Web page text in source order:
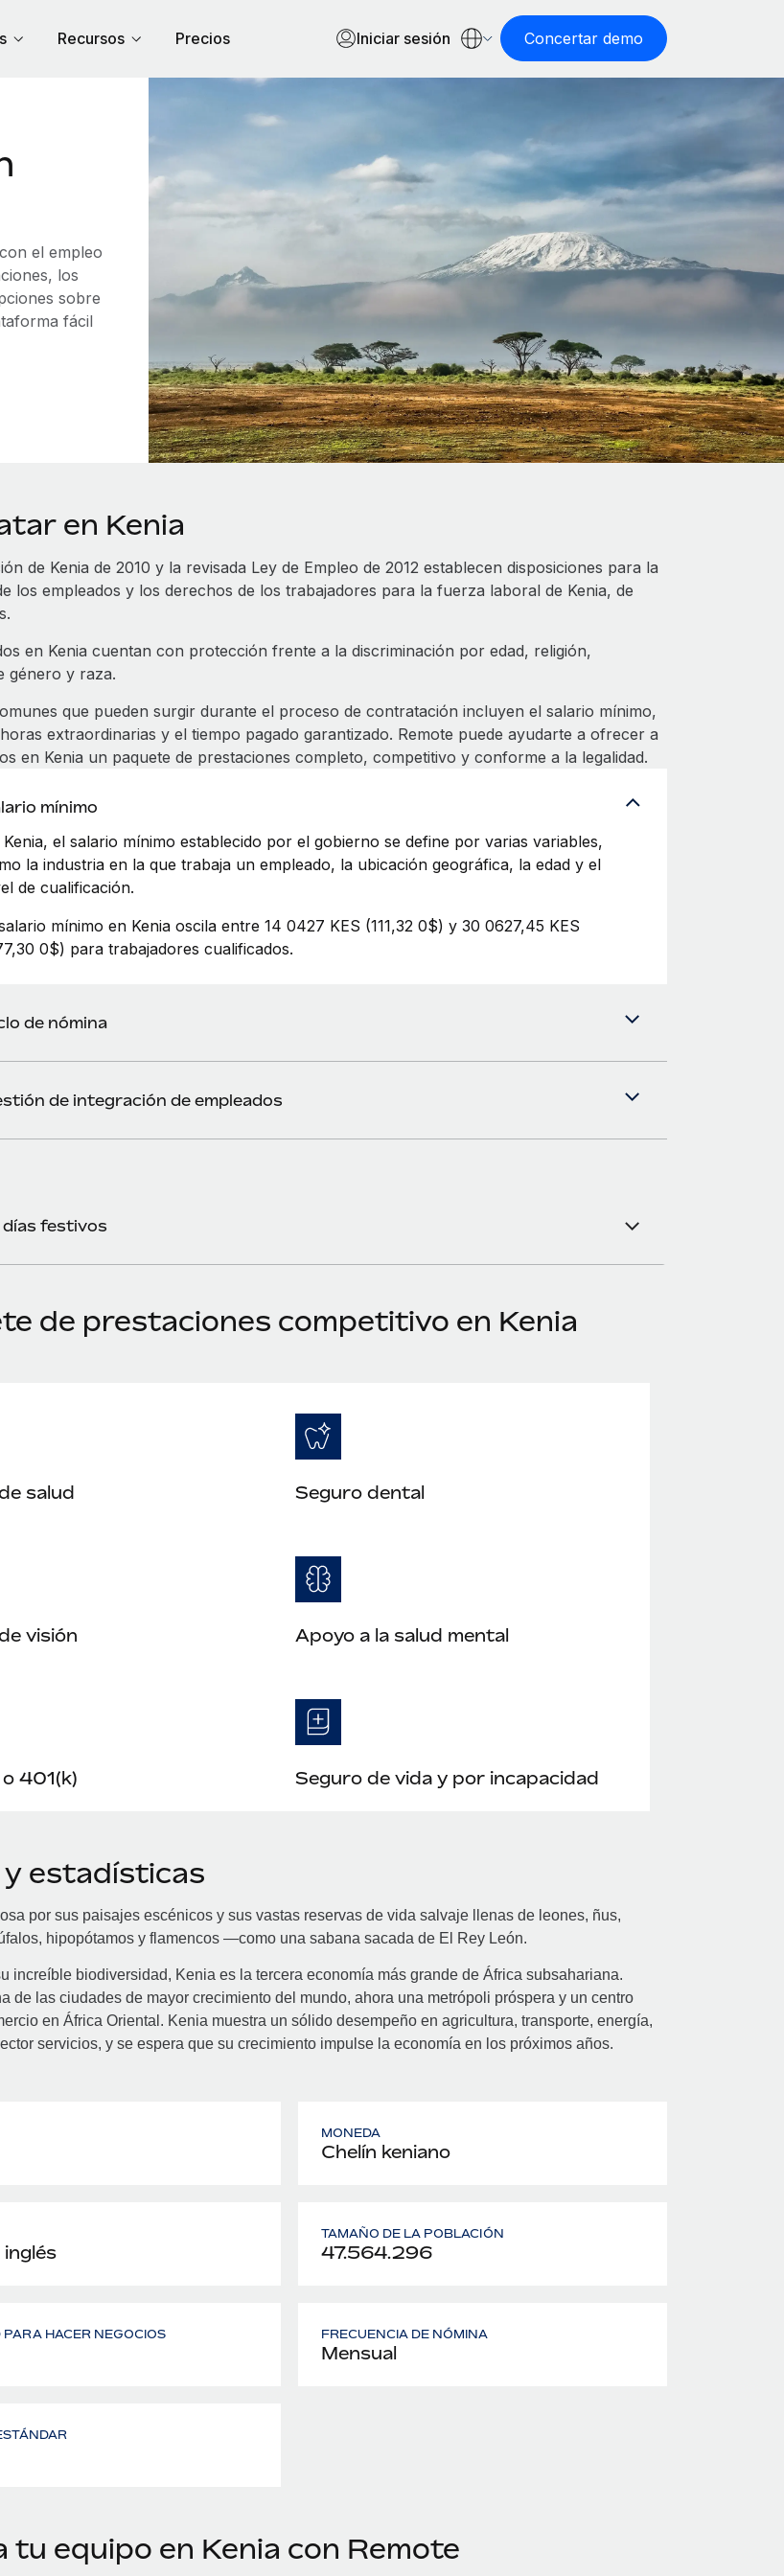
Recursos Precios Iniciar sesión Concertar demo
el empleo
los
sobre
fácil
en Kenia
de Kenia de 2010 y la revisada Ley de Empleo de 2012 establecen disposiciones para la
los empleados y los derechos de los trabajadores para la fuerza laboral de Kenia, de
en Kenia cuentan con protección frente a la discriminación por edad, religión,
género y raza.
que pueden surgir durante el proceso de contratación incluyen el salario mínimo,
extraordinarias y el tiempo pagado garantizado. Remote puede ayudarte a ofrecer a
en Kenia un paquete de prestaciones completo, competitivo y conforme a la legalidad.
mínimo
Kenia, el salario mínimo establecido por el gobierno se define por varias variables,
la industria en la que trabaja un empleado, la ubicación geográfica, la edad y el
de cualificación.
mínimo en Kenia oscila entre 14 0427 KES (111,32 0$) y 30 0627,45 KES
0$) para trabajadores cualificados.
de nómina
de integración de empleados
días festivos
de prestaciones competitivo en Kenia
salud Seguro dental
visión Apoyo a la salud mental
401(k) Seguro de vida y por incapacidad
estadísticas
por sus paisajes escénicos y sus vastas reservas de vida salvaje llenas de leones, ñus,
hipopótamos y flamencos —como una sabana sacada de El Rey León.
increíble biodiversidad, Kenia es la tercera economía más grande de África subsahariana.
de las ciudades de mayor crecimiento del mundo, ahora una metrópoli próspera y un centro
en África Oriental. Kenia muestra un sólido desempeño en agricultura, transporte, energía,
servicios, y se espera que su crecimiento impulse la economía en los próximos años.
MONEDA
Chelín keniano
inglés
TAMAÑO DE LA POBLACIÓN
47.564.296
PARA HACER NEGOCIOS FRECUENCIA DE NÓMINA
Mensual
tu equipo en Kenia con Remote